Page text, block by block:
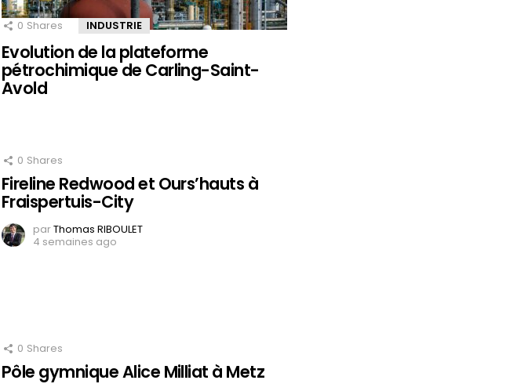
0 Shares INDUSTRIE
Evolution de la plateforme
pétrochimique de Carling-Saint-
Avold
0 Shares
Fireline Redwood et Ours’hauts à
Fraispertuis-City
parThomas RIBOULET
4 semaines ago
0 Shares
Pôle gymnique Alice Milliat à Metz